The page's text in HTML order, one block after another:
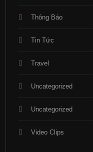
Thông Báo
Tin Tức
Travel
Uncategorized
Uncategorized
Video Clips